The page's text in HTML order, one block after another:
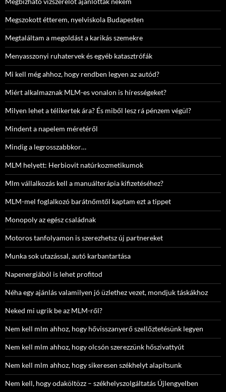
Megszokott étterem, nyelviskola Budapesten
Megtaláltam a megoldást a karikás szemekre
Menyasszonyi ruhatervek és egyéb katasztrófák
Mi kell még ahhoz, hogy rendben legyen az autód?
Miért alkalmaznak MLM-es vonalon is hírességeket?
Milyen lehet a télikertek ára? És miből lesz rá pénzem végül?
Mindent a napelem méretéről
Mindig a legrosszabbkor…
MLM helyett: Herbiovit natúrkozmetikumok
Mlm vállalkozás kell a manuálterápia kifizetéséhez?
MLM-mel foglalkozó barátnőmtől kaptam ezt a tippet
Monopoly az egész családnak
Motoros tanfolyamon is szerezhetsz új partnereket
Munka sok utazással, autó karbantartása
Napenergiából is lehet profitod
Néha egy ajánlás valamilyen jó üzlethez vezet, mondjuk táskákhoz
Neked mi ugrik be az MLM-ről?
Nem kell mlm ahhoz, hogy hővisszanyerő szellőztetésünk legyen
Nem kell mlm ahhoz, hogy olcsón szerezzünk hőszivattyút
Nem kell mlm ahhoz, hogy sikeresen székhelyt alapítsunk
Nem kell, hogy odaköltözz – székhelyszolgáltatás Újlengyelben